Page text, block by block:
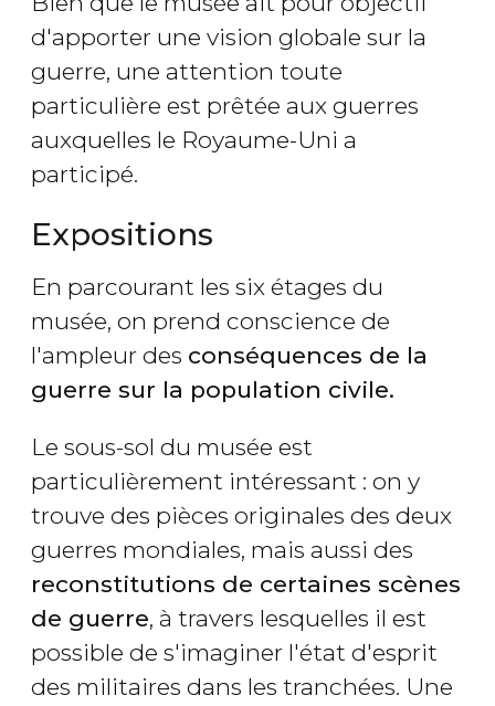
d'apporter une vision globale sur la
guerre, une attention toute
particulière est prêtée aux guerres
auxquelles le Royaume-Uni a
participé.
Expositions
En parcourant les six étages du
musée, on prend conscience de
l'ampleur des conséquences de la
guerre sur la population civile.
Le sous-sol du musée est
particulièrement intéressant : on y
trouve des pièces originales des deux
guerres mondiales, mais aussi des
reconstitutions de certaines scènes
de guerre, à travers lesquelles il est
possible de s'imaginer l'état d'esprit
des militaires dans les tranchées. Une